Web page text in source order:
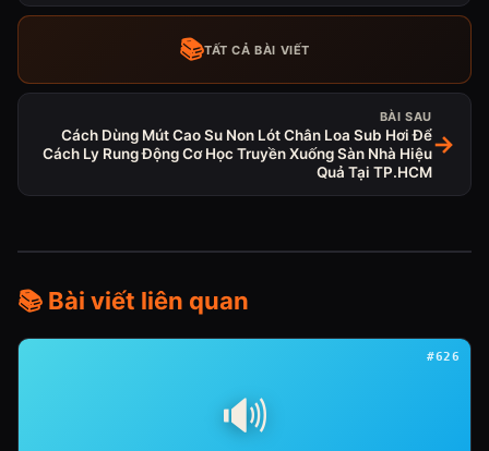
📚TẤT CẢ BÀI VIẾT
BÀI SAU
Cách Dùng Mút Cao Su Non Lót Chân Loa Sub Hơi Để
Cách Ly Rung Động Cơ Học Truyền Xuống Sàn Nhà Hiệu
Quả Tại TP.HCM
→
📚 Bài viết liên quan
🔊
#626